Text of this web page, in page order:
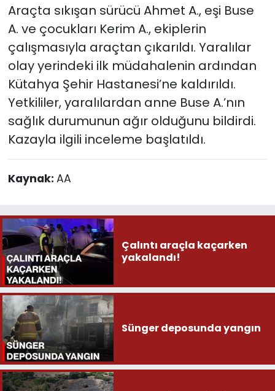
Araçta sıkışan sürücü Ahmet A., eşi Buse
A. ve çocukları Kerim A., ekiplerin
çalışmasıyla araçtan çıkarıldı. Yaralılar
olay yerindeki ilk müdahalenin ardından
Kütahya Şehir Hastanesi’ne kaldırıldı.
Yetkililer, yaralılardan anne Buse A.’nın
sağlık durumunun ağır olduğunu bildirdi.
Kazayla ilgili inceleme başlatıldı.
Kaynak: AA
Çalıntı araçla kaçarken
yakalandı!
Sünger deposunda yangın